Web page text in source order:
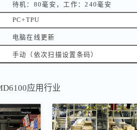
待机：80毫安，工作：240毫安
PC+TPU
电脑在线更新
手动（依次扫描设置条码）
应用行业